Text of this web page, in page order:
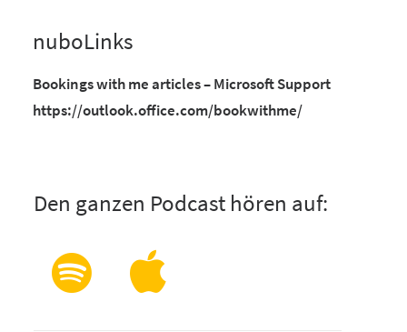
nuboLinks
Bookings with me articles – Microsoft Support
https://outlook.office.com/bookwithme/
Den ganzen Podcast hören auf: